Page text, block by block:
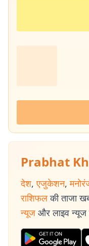
Prabhat
देश, एजुकेशन,
राशिफल की ताजा
न्यूज और लाइव न्यूज